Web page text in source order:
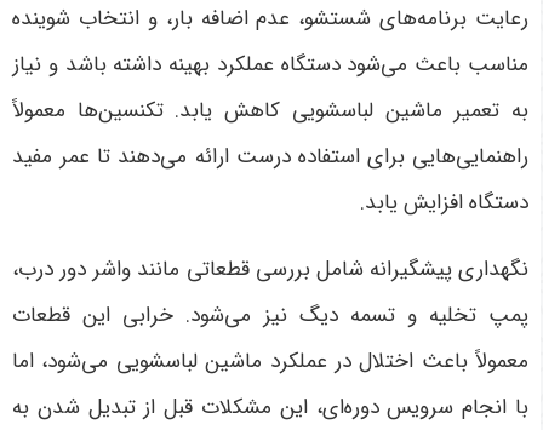
رعایت برنامه‌های شستشو، عدم اضافه بار، و انتخاب شوینده
مناسب باعث می‌شود دستگاه عملکرد بهینه داشته باشد و نیاز
به تعمیر ماشین لباسشویی کاهش یابد. تکنسین‌ها معمولاً
راهنمایی‌هایی برای استفاده درست ارائه می‌دهند تا عمر مفید
دستگاه افزایش یابد.
نگهداری پیشگیرانه شامل بررسی قطعاتی مانند واشر دور درب،
پمپ تخلیه و تسمه دیگ نیز می‌شود. خرابی این قطعات
معمولاً باعث اختلال در عملکرد ماشین لباسشویی می‌شود، اما
با انجام سرویس دوره‌ای، این مشکلات قبل از تبدیل شدن به